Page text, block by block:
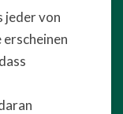
jeder von
erscheinen